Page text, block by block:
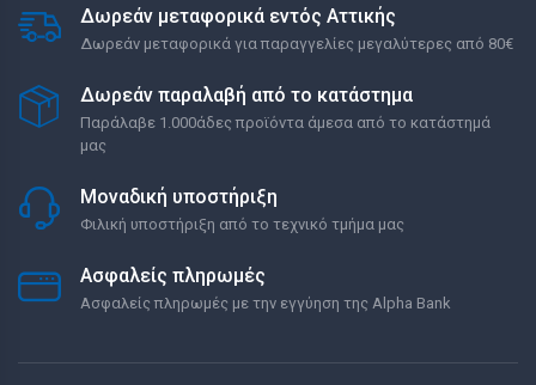
Δωρεάν μεταφορικά εντός Αττικής
Δωρεάν μεταφορικά για παραγγελίες μεγαλύτερες από 80€
Δωρεάν παραλαβή από το κατάστημα
Παράλαβε 1.000άδες προϊόντα άμεσα από το κατάστημά
μας
Μοναδική υποστήριξη
Φιλική υποστήριξη από το τεχνικό τμήμα μας
Ασφαλείς πληρωμές
Ασφαλείς πληρωμές με την εγγύηση της Alpha Bank